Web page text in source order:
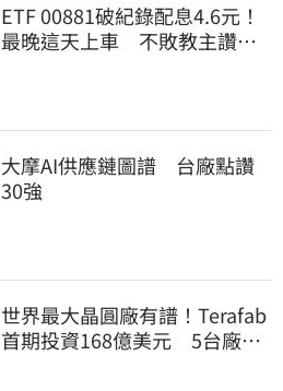
ETF 00881破紀錄配息4.6元！
最晚這天上車 不敗教主讚：
大摩AI供應鏈圖譜 台廠點讚
30強
世界最大晶圓廠有譜！Terafab
首期投資168億美元 5台廠或